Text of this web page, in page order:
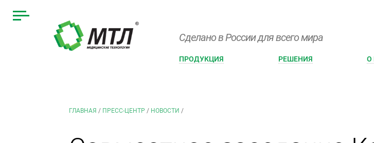
Сделано в России для всего мира
ПРОДУКЦИЯ РЕШЕНИЯ О
ГЛАВНАЯ / ПРЕСС-ЦЕНТР / НОВОСТИ /